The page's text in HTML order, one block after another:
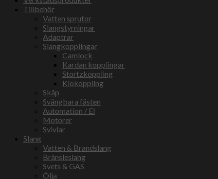
Tillbehör
Vatten sprutor
Slangstyrningar
Adaptrar
Slangkopplingar
Camlock
Kardan kopplingar
Stortzkoppling
Klokoppling
Skåp
Svängbara fästen
Automation / El
Motorer
Svivlar
Slang
Vatten & Brandslang
Bränsleslang
Svets & GAS
Ólja